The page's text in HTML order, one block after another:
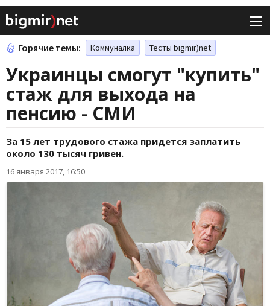
Горячие темы: Коммуналка Тесты bigmir)net
Украинцы смогут "купить"
стаж для выхода на
пенсию - СМИ
За 15 лет трудового стажа придется заплатить
около 130 тысяч гривен.
16 января 2017, 16:50